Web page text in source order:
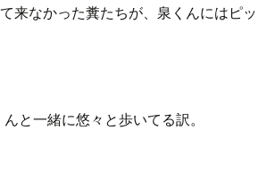
来なかった糞たちが、泉くんにはピ
と一緒に悠々と歩いてる訳。